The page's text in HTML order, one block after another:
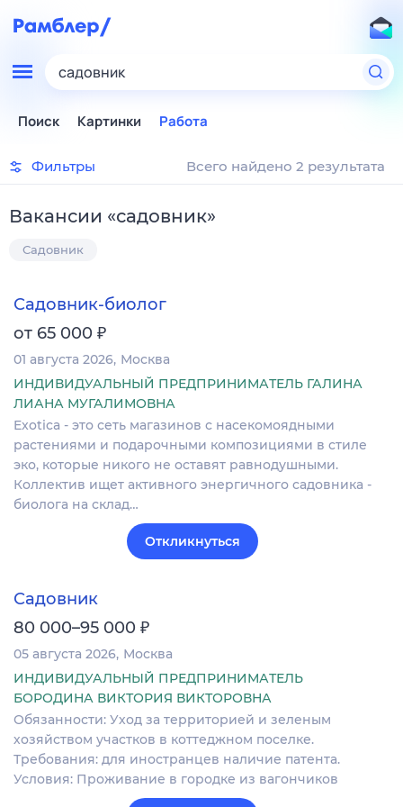
садовник
Поиск Картинки Работа
Фильтры Всего найдено 2 результата
Вакансии «садовник»
Садовник
Садовник-биолог
от 65 000 ₽
01 августа 2026 Москва
ИНДИВИДУАЛЬНЫЙ ПРЕДПРИНИМАТЕЛЬ ГАЛИНА
ЛИАНА МУГАЛИМОВНА
Exotica - это сеть магазинов с насекомоядными
растениями и подарочными композициями в стиле
эко, которые никого не оставят равнодушными.
Коллектив ищет активного энергичного садовника -
биолога на склад…
Откликнуться
Садовник
80 000–95 000 ₽
05 августа 2026 Москва
ИНДИВИДУАЛЬНЫЙ ПРЕДПРИНИМАТЕЛЬ
БОРОДИНА ВИКТОРИЯ ВИКТОРОВНА
Обязанности: Уход за территорией и зеленым
хозяйством участков в коттеджном поселке.
Требования: для иностранцев наличие патента.
Условия: Проживание в городке из вагончиков